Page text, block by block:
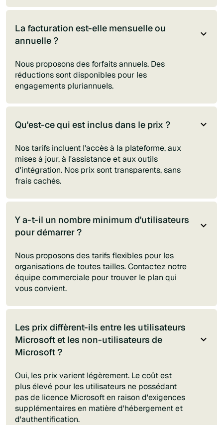
La facturation est-elle mensuelle ou
annuelle ?
Nous proposons des forfaits annuels. Des
réductions sont disponibles pour les
engagements pluriannuels.
Qu'est-ce qui est inclus dans le prix ?
Nos tarifs incluent l'accès à la plateforme, aux
mises à jour, à l'assistance et aux outils
d'intégration. Nos prix sont transparents, sans
frais cachés.
Y a-t-il un nombre minimum d'utilisateurs
pour démarrer ?
Nous proposons des tarifs flexibles pour les
organisations de toutes tailles. Contactez notre
équipe commerciale pour trouver le plan qui
vous convient.
Les prix diffèrent-ils entre les utilisateurs
Microsoft et les non-utilisateurs de
Microsoft ?
Oui, les prix varient légèrement. Le coût est
plus élevé pour les utilisateurs ne possédant
pas de licence Microsoft en raison d'exigences
supplémentaires en matière d'hébergement et
d'authentification.